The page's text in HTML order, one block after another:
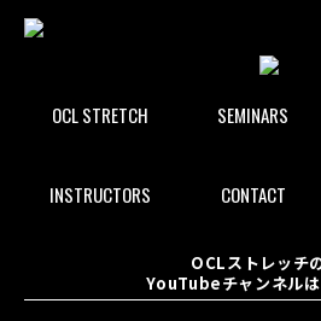
OCL STRETCH SEMINARS
INSTRUCTORS CONTACT
OCLストレッチ
YouTubeチャンネルは